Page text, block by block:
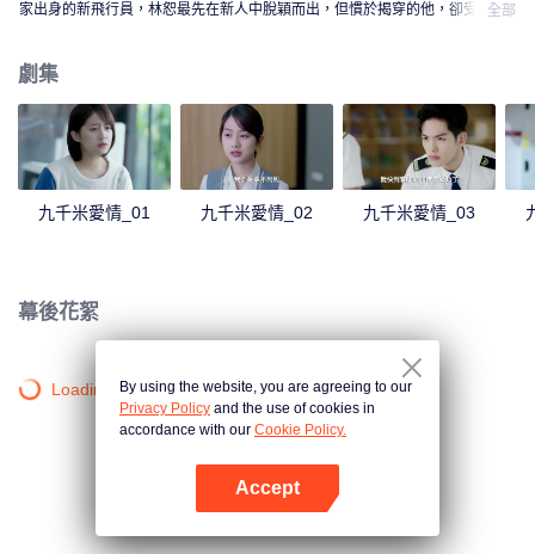
家出身的新飛行員，林恕最先在新人中脫穎而出，但慣於揭穿的他，卻受到同
無法面對情感的林恕卻與程橙分離。一年以後，曾經的新人觀察員們已經成長
為各個層級的副駕駛，彼此陪伴著在藍天上完成飛行任務、相互支撐著解決生
活中都會遇到的難題。新一批“小飛”來報到，面貌一新的程橙重新出現在了林恕
的世界裡。再次相見，程橙主動出擊，而林恕也在歷經考驗後，選擇直面愛
情，成熟成長。
全部
劇集
九千米愛情_01 九千米愛情_02 九千米愛情_03
幕後花絮
Loading…By using the website, you are agreeing to our
Privacy Policy and the use of cookies in
accordance with our Cookie Policy.
Accept